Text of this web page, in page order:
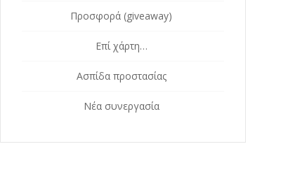
Προσφορά (giveaway)
Επί χάρτη…
Ασπίδα προστασίας
Νέα συνεργασία